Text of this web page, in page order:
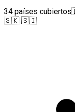
34 países cubiertos
🇸🇰 🇸🇮